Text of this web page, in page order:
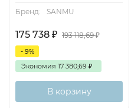
Бренд:
SANMU
175 738 ₽ 193 118,69₽
- 9%
Экономия 17 380,69 ₽
В корзину